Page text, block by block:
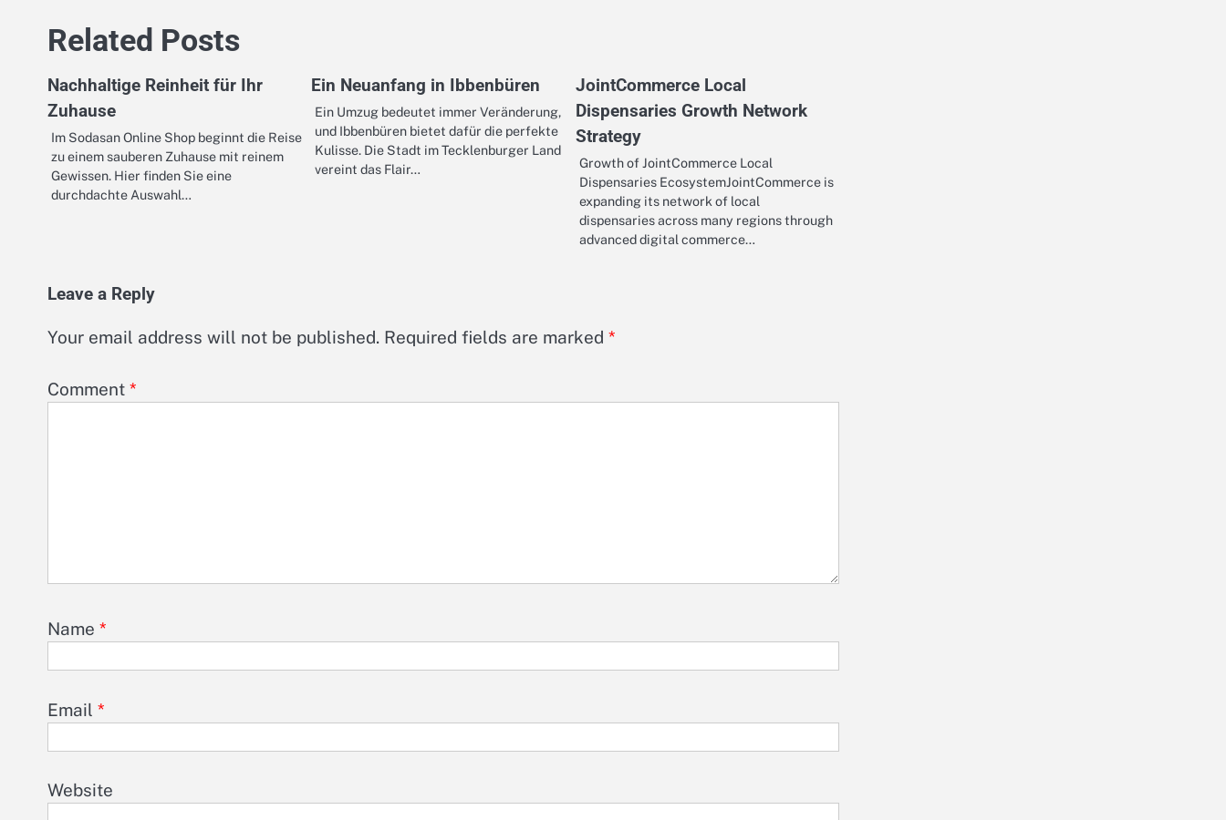
Related Posts
Nachhaltige Reinheit für Ihr
Zuhause
Im Sodasan Online Shop beginnt die Reise
zu einem sauberen Zuhause mit reinem
Gewissen. Hier finden Sie eine
durchdachte Auswahl…
Ein Neuanfang in Ibbenbüren
Ein Umzug bedeutet immer Veränderung,
und Ibbenbüren bietet dafür die perfekte
Kulisse. Die Stadt im Tecklenburger Land
vereint das Flair…
JointCommerce Local
Dispensaries Growth Network
Strategy
Growth of JointCommerce Local
Dispensaries EcosystemJointCommerce is
expanding its network of local
dispensaries across many regions through
advanced digital commerce…
Leave a Reply
Your email address will not be published. Required fields are marked *
Comment *
Name *
Email *
Website